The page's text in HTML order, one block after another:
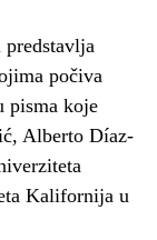
počiva
pisma koje
Alberto Díaz-
Kalifornija u